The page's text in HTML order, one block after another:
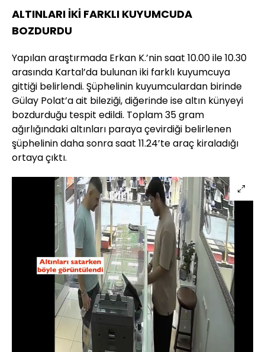
ALTINLARI İKİ FARKLI KUYUMCUDA
BOZDURDU
Yapılan araştırmada Erkan K.’nin saat 10.00 ile 10.30
arasında Kartal’da bulunan iki farklı kuyumcuya
gittiği belirlendi. Şüphelinin kuyumculardan birinde
Gülay Polat’a ait bileziği, diğerinde ise altın künyeyi
bozdurduğu tespit edildi. Toplam 35 gram
ağırlığındaki altınları paraya çevirdiği belirlenen
şüphelinin daha sonra saat 11.24’te araç kiraladığı
ortaya çıktı.